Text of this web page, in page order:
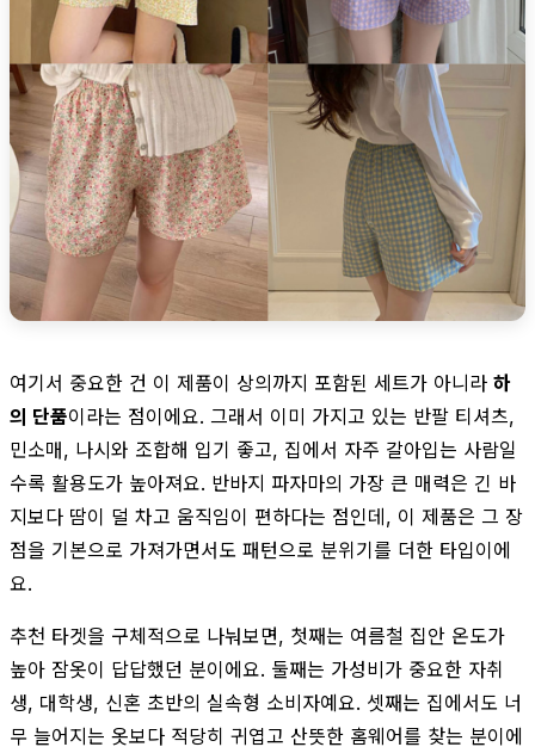
여기서 중요한 건 이 제품이 상의까지 포함된 세트가 아니라 하
의 단품이라는 점이에요. 그래서 이미 가지고 있는 반팔 티셔츠,
민소매, 나시와 조합해 입기 좋고, 집에서 자주 갈아입는 사람일
수록 활용도가 높아져요. 반바지 파자마의 가장 큰 매력은 긴 바
지보다 땀이 덜 차고 움직임이 편하다는 점인데, 이 제품은 그 장
점을 기본으로 가져가면서도 패턴으로 분위기를 더한 타입이에
요.
추천 타겟을 구체적으로 나눠보면, 첫째는 여름철 집안 온도가
높아 잠옷이 답답했던 분이에요. 둘째는 가성비가 중요한 자취
생, 대학생, 신혼 초반의 실속형 소비자예요. 셋째는 집에서도 너
무 늘어지는 옷보다 적당히 귀엽고 산뜻한 홈웨어를 찾는 분이에